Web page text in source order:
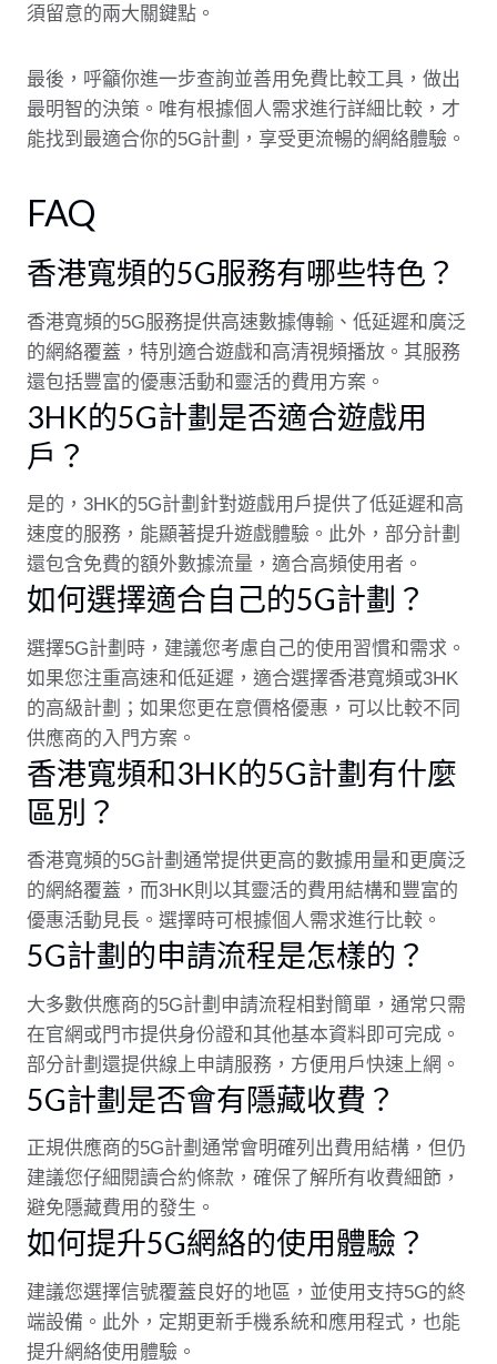
須留意的兩大關鍵點。
最後，呼籲你進一步查詢並善用免費比較工具，做出
最明智的決策。唯有根據個人需求進行詳細比較，才
能找到最適合你的5G計劃，享受更流暢的網絡體驗。
FAQ
香港寬頻的5G服務有哪些特色？
香港寬頻的5G服務提供高速數據傳輸、低延遲和廣泛
的網絡覆蓋，特別適合遊戲和高清視頻播放。其服務
還包括豐富的優惠活動和靈活的費用方案。
3HK的5G計劃是否適合遊戲用
戶？
是的，3HK的5G計劃針對遊戲用戶提供了低延遲和高
速度的服務，能顯著提升遊戲體驗。此外，部分計劃
還包含免費的額外數據流量，適合高頻使用者。
如何選擇適合自己的5G計劃？
選擇5G計劃時，建議您考慮自己的使用習慣和需求。
如果您注重高速和低延遲，適合選擇香港寬頻或3HK
的高級計劃；如果您更在意價格優惠，可以比較不同
供應商的入門方案。
香港寬頻和3HK的5G計劃有什麼
區別？
香港寬頻的5G計劃通常提供更高的數據用量和更廣泛
的網絡覆蓋，而3HK則以其靈活的費用結構和豐富的
優惠活動見長。選擇時可根據個人需求進行比較。
5G計劃的申請流程是怎樣的？
大多數供應商的5G計劃申請流程相對簡單，通常只需
在官網或門市提供身份證和其他基本資料即可完成。
部分計劃還提供線上申請服務，方便用戶快速上網。
5G計劃是否會有隱藏收費？
正規供應商的5G計劃通常會明確列出費用結構，但仍
建議您仔細閱讀合約條款，確保了解所有收費細節，
避免隱藏費用的發生。
如何提升5G網絡的使用體驗？
建議您選擇信號覆蓋良好的地區，並使用支持5G的終
端設備。此外，定期更新手機系統和應用程式，也能
提升網絡使用體驗。